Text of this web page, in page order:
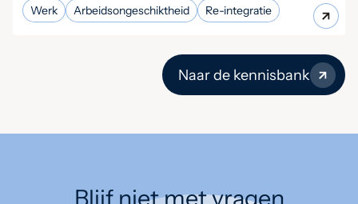
Werk Arbeidsongeschiktheid Re-integratie
Naar de kennisbank
Blijf niet met vragen